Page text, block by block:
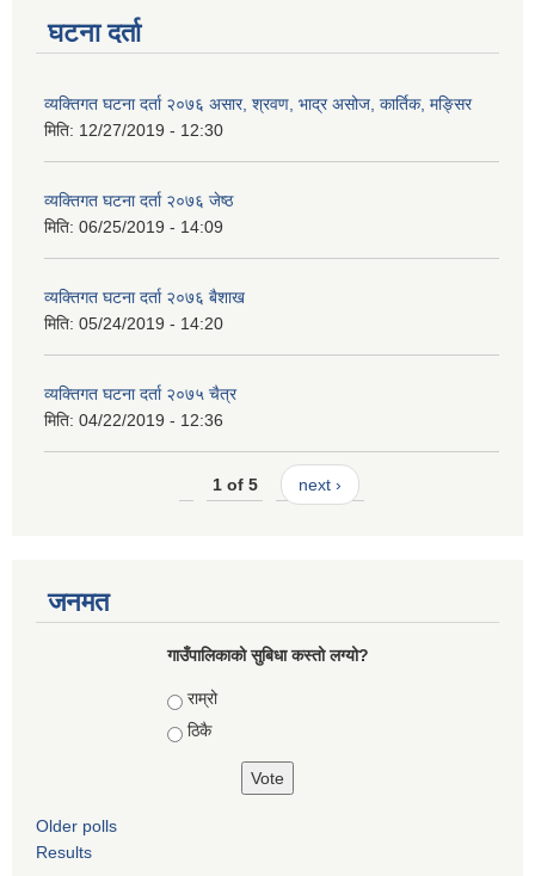
घटना दर्ता
व्यक्तिगत घटना दर्ता २०७६ असार, श्रवण, भाद्र असोज, कार्तिक, मङ्सिर
मिति: 12/27/2019 - 12:30
व्यक्तिगत घटना दर्ता २०७६ जेष्ठ
मिति: 06/25/2019 - 14:09
व्यक्तिगत घटना दर्ता २०७६ बैशाख
मिति: 05/24/2019 - 14:20
व्यक्तिगत घटना दर्ता २०७५ चैत्र
मिति: 04/22/2019 - 12:36
1 of 5 next ›
जनमत
गाउँपालिकाको सुबिधा कस्तो लग्यो?
Choices
राम्रो
ठिकै
Older polls
Results